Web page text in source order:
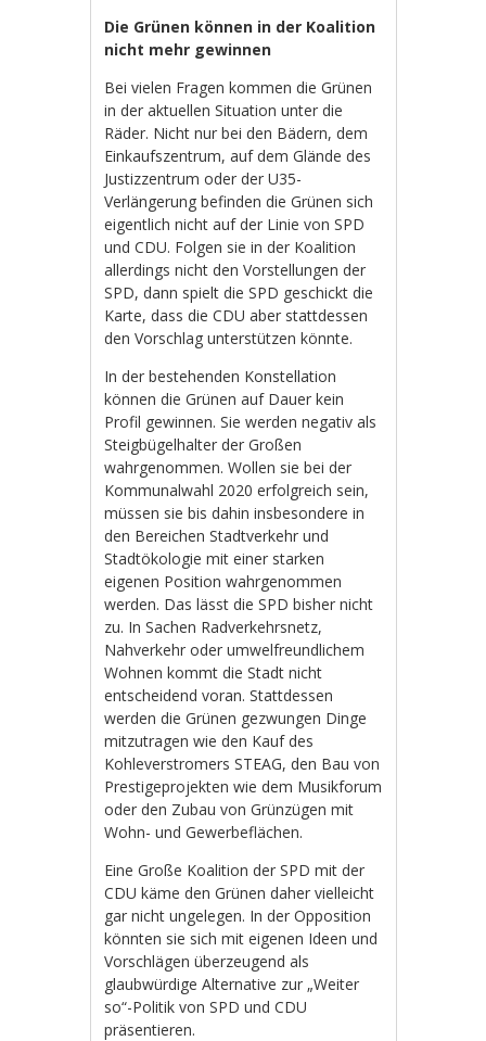
Die Grünen können in der Koalition
nicht mehr gewinnen
Bei vielen Fragen kommen die Grünen
in der aktuellen Situation unter die
Räder. Nicht nur bei den Bädern, dem
Einkaufszentrum, auf dem Glände des
Justizzentrum oder der U35-
Verlängerung befinden die Grünen sich
eigentlich nicht auf der Linie von SPD
und CDU. Folgen sie in der Koalition
allerdings nicht den Vorstellungen der
SPD, dann spielt die SPD geschickt die
Karte, dass die CDU aber stattdessen
den Vorschlag unterstützen könnte.
In der bestehenden Konstellation
können die Grünen auf Dauer kein
Profil gewinnen. Sie werden negativ als
Steigbügelhalter der Großen
wahrgenommen. Wollen sie bei der
Kommunalwahl 2020 erfolgreich sein,
müssen sie bis dahin insbesondere in
den Bereichen Stadtverkehr und
Stadtökologie mit einer starken
eigenen Position wahrgenommen
werden. Das lässt die SPD bisher nicht
zu. In Sachen Radverkehrsnetz,
Nahverkehr oder umwelfreundlichem
Wohnen kommt die Stadt nicht
entscheidend voran. Stattdessen
werden die Grünen gezwungen Dinge
mitzutragen wie den Kauf des
Kohleverstromers STEAG, den Bau von
Prestigeprojekten wie dem Musikforum
oder den Zubau von Grünzügen mit
Wohn- und Gewerbeflächen.
Eine Große Koalition der SPD mit der
CDU käme den Grünen daher vielleicht
gar nicht ungelegen. In der Opposition
könnten sie sich mit eigenen Ideen und
Vorschlägen überzeugend als
glaubwürdige Alternative zur „Weiter
so“-Politik von SPD und CDU
präsentieren.